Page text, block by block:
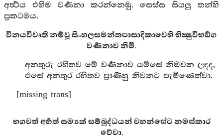
අර්‍ත්‍ථය එහිම වර්‍ණනා කරන්නෙමු. සෙස්ස සියලු තන්හි
ප්‍රකටමය.
විනයවිවෘති නම්වූ සිංහලසමන්තපාසාදිකාවෙහි භික්‍ෂුවිභඞ්ග
වර්‍ණනාව නිමි.
අනතුරු රහිතව මේ වර්‍ණනාව යම්සේ නිමවන ලදද,
එසේ අනතුර රහිතව ප්‍රාණීහු නිවනට පැමිණෙත්වා.
[missing trans]
භගවත් අර්‍හත් සම්‍යක් සම්බුද්ධයන් වහන්සේට නමස්කාර